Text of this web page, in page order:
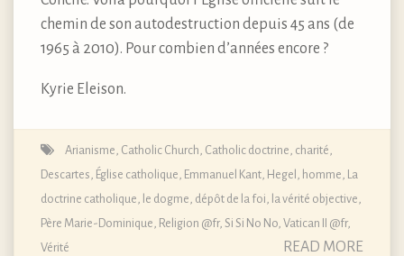
chemin de son autodestruction depuis 45 ans (de
1965 à 2010). Pour combien d’années encore ?
Kyrie Eleison.
Arianisme Catholic Church Catholic doctrine charité
Descartes Église catholique Emmanuel Kant Hegel homme
La
doctrine catholique, le dogme, dépôt de la foi
la vérité objective
Père Marie-Dominique Religion @fr, Si Si No No Vatican II @fr,
Vérité
READ MORE